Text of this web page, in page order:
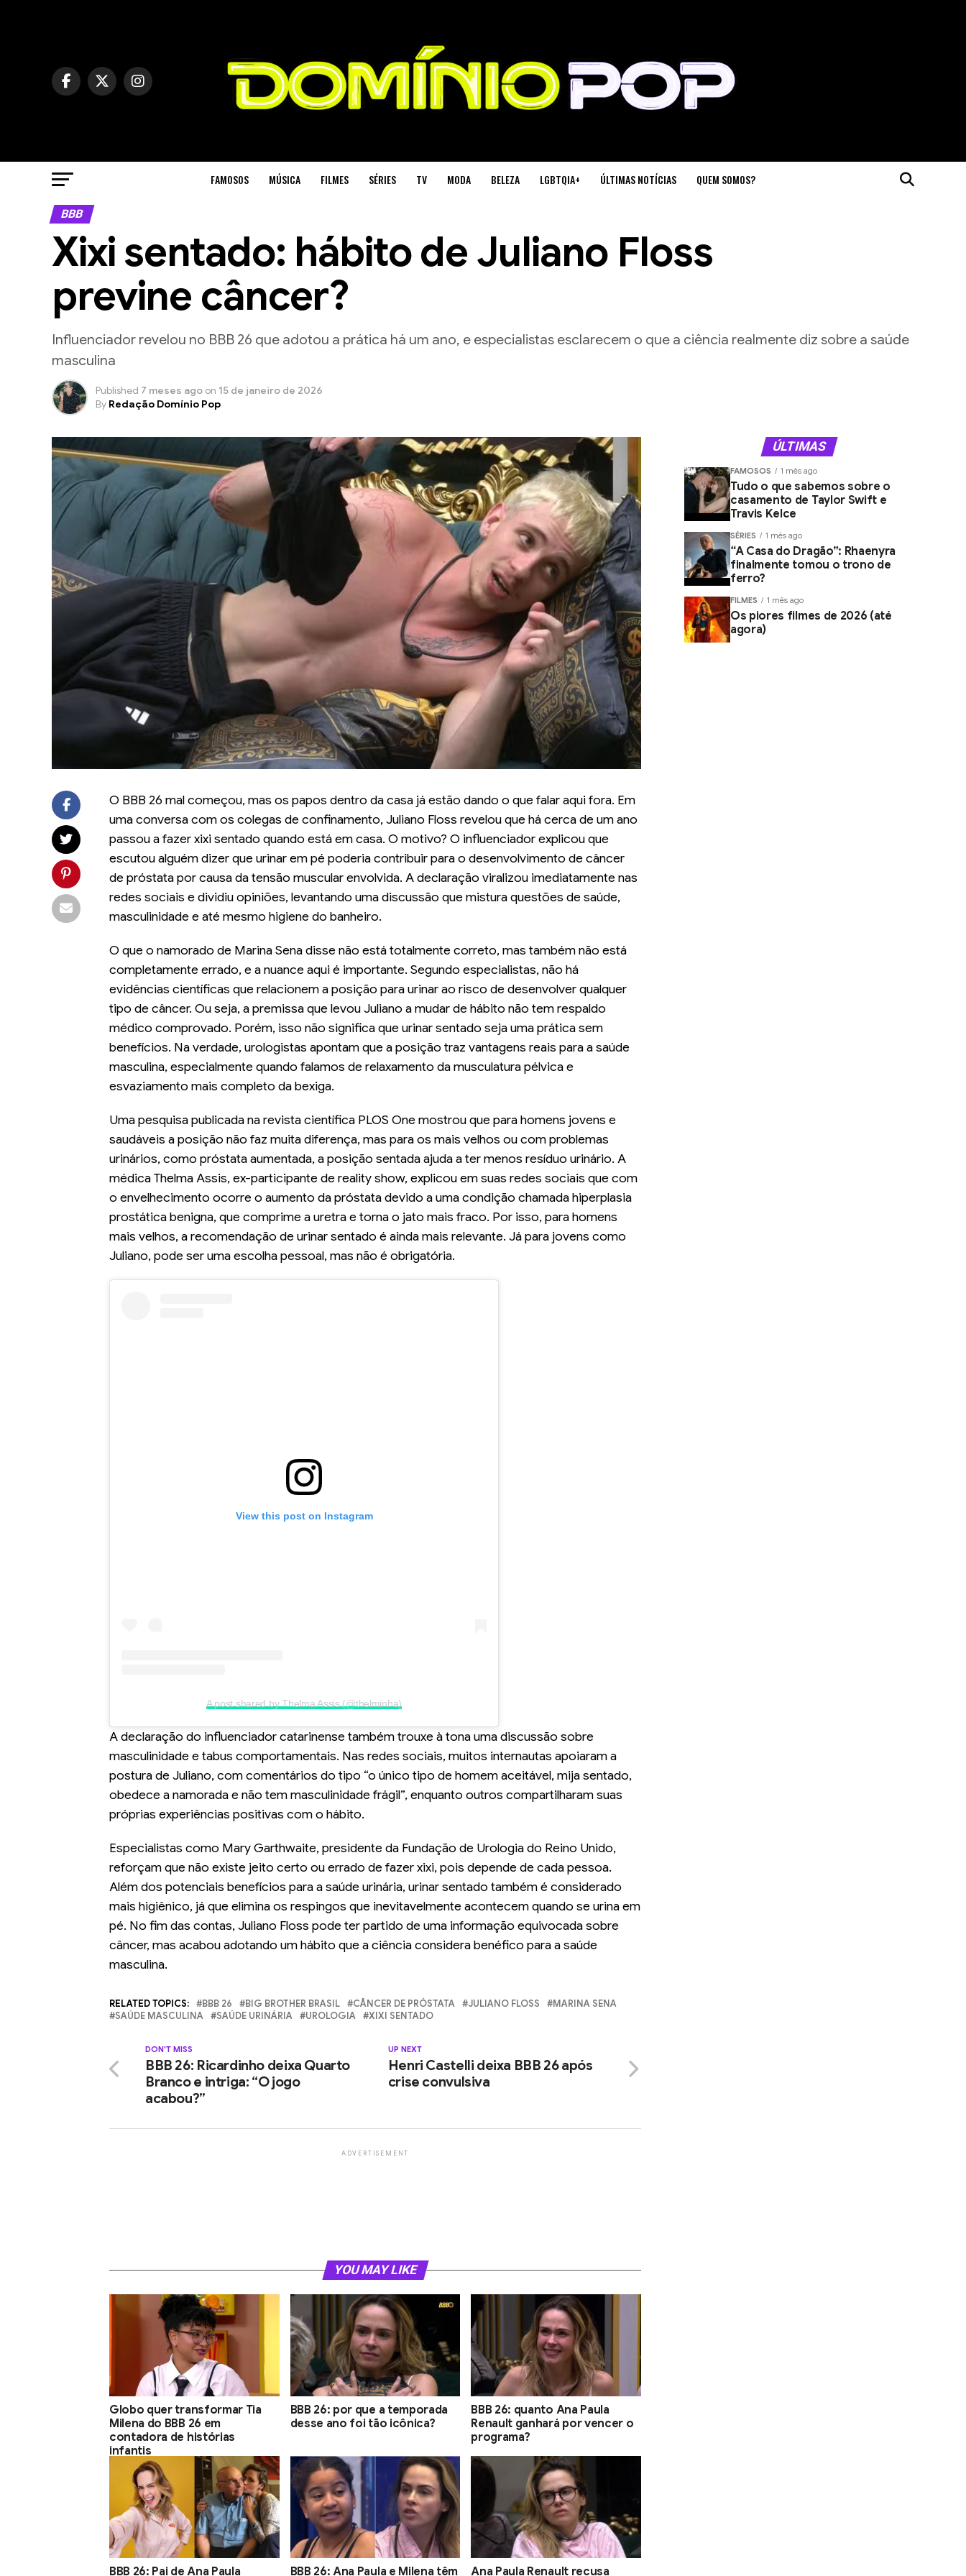
FAMOSOS MÚSICA FILMES SÉRIES TV MODA BELEZA LGBTQIA+ ÚLTIMAS NOTÍCIAS QUEM SOMOS?
BBB
Xixi sentado: hábito de Juliano Floss
previne câncer?
Influenciador revelou no BBB 26 que adotou a prática há um ano, e especialistas esclarecem o que a ciência realmente diz sobre a saúde
masculina
Published 7 meses ago on 15 de janeiro de 2026
By Redação Domínio Pop
O BBB 26 mal começou, mas os papos dentro da casa já estão dando o que falar aqui fora. Em
uma conversa com os colegas de confinamento, Juliano Floss revelou que há cerca de um ano
passou a fazer xixi sentado quando está em casa. O motivo? O influenciador explicou que
escutou alguém dizer que urinar em pé poderia contribuir para o desenvolvimento de câncer
de próstata por causa da tensão muscular envolvida. A declaração viralizou imediatamente nas
redes sociais e dividiu opiniões, levantando uma discussão que mistura questões de saúde,
masculinidade e até mesmo higiene do banheiro.
O que o namorado de Marina Sena disse não está totalmente correto, mas também não está
completamente errado, e a nuance aqui é importante. Segundo especialistas, não há
evidências científicas que relacionem a posição para urinar ao risco de desenvolver qualquer
tipo de câncer. Ou seja, a premissa que levou Juliano a mudar de hábito não tem respaldo
médico comprovado. Porém, isso não significa que urinar sentado seja uma prática sem
benefícios. Na verdade, urologistas apontam que a posição traz vantagens reais para a saúde
masculina, especialmente quando falamos de relaxamento da musculatura pélvica e
esvaziamento mais completo da bexiga.
Uma pesquisa publicada na revista científica PLOS One mostrou que para homens jovens e
saudáveis a posição não faz muita diferença, mas para os mais velhos ou com problemas
urinários, como próstata aumentada, a posição sentada ajuda a ter menos resíduo urinário. A
médica Thelma Assis, ex-participante de reality show, explicou em suas redes sociais que com
o envelhecimento ocorre o aumento da próstata devido a uma condição chamada hiperplasia
prostática benigna, que comprime a uretra e torna o jato mais fraco. Por isso, para homens
mais velhos, a recomendação de urinar sentado é ainda mais relevante. Já para jovens como
Juliano, pode ser uma escolha pessoal, mas não é obrigatória.
View this post on Instagram
A post shared by Thelma Assis (@thelminha)
A declaração do influenciador catarinense também trouxe à tona uma discussão sobre
masculinidade e tabus comportamentais. Nas redes sociais, muitos internautas apoiaram a
postura de Juliano, com comentários do tipo “o único tipo de homem aceitável, mija sentado,
obedece a namorada e não tem masculinidade frágil”, enquanto outros compartilharam suas
próprias experiências positivas com o hábito.
Especialistas como Mary Garthwaite, presidente da Fundação de Urologia do Reino Unido,
reforçam que não existe jeito certo ou errado de fazer xixi, pois depende de cada pessoa.
Além dos potenciais benefícios para a saúde urinária, urinar sentado também é considerado
mais higiênico, já que elimina os respingos que inevitavelmente acontecem quando se urina em
pé. No fim das contas, Juliano Floss pode ter partido de uma informação equivocada sobre
câncer, mas acabou adotando um hábito que a ciência considera benéfico para a saúde
masculina.
RELATED TOPICS: BBB 26 BIG BROTHER BRASIL CÂNCER DE PRÓSTATA JULIANO FLOSS
MARINA SENA
SAÚDE MASCULINA
SAÚDE URINÁRIA UROLOGIA XIXI SENTADO
UP NEXT
Henri Castelli deixa BBB 26 após
crise convulsiva
DON'T MISS
BBB 26: Ricardinho deixa Quarto
Branco e intriga: “O jogo
acabou?”
ADVERTISEMENT
YOU MAY LIKE
Globo quer transformar Tia
Milena do BBB 26 em
contadora de histórias
infantis
BBB 26: por que a temporada
desse ano foi tão icônica?
BBB 26: quanto Ana Paula
Renault ganhará por vencer o
programa?
BBB 26: Pai de Ana Paula BBB 26: Ana Paula e Milena têm Ana Paula Renault recusa
ÚLTIMAS
FAMOSOS 1 mês ago
Tudo o que sabemos sobre o
casamento de Taylor Swift e
Travis Kelce
SÉRIES 1 mês ago
“A Casa do Dragão”: Rhaenyra
finalmente tomou o trono de
ferro?
FILMES 1 mês ago
Os piores filmes de 2026 (até
agora)